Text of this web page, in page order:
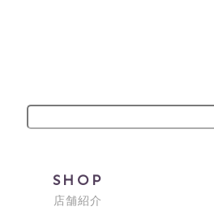
SHOP
店舗紹介